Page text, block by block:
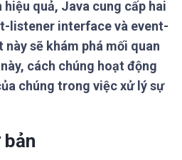
hiệu quả, Java cung cấp hai
listener interface và event-
sẽ khám phá mối quan
cách chúng hoạt động
chúng trong việc xử lý sự
bản